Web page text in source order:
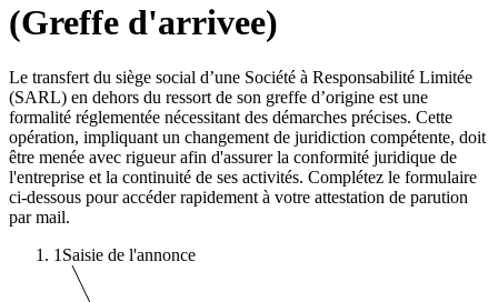
(Greffe d'arrivee)
Le transfert du siège social d’une Société à Responsabilité Limitée
(SARL) en dehors du ressort de son greffe d’origine est une
formalité réglementée nécessitant des démarches précises. Cette
opération, impliquant un changement de juridiction compétente, doit
être menée avec rigueur afin d'assurer la conformité juridique de
l'entreprise et la continuité de ses activités. Complétez le formulaire
ci-dessous pour accéder rapidement à votre attestation de parution
par mail.
1 Saisie de l'annonce